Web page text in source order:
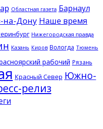
Областная газета Барнаул
на-Дону Наше время
Нижегородская правда
Казань Киров Вологда Тюмень
рабочий Рязань
Красный Север Южно-
релиз